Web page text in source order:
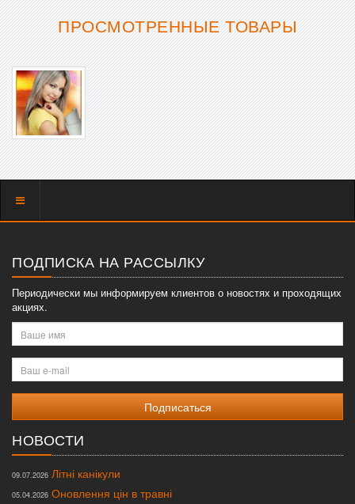
ПРОСМОТРЕННЫЕ ТОВАРЫ
Показать
ПОДПИСКА НА РАССЫЛКУ
Периодически мы информируем клиентов о новостях и проходящих
акциях.
Ваше
имя
Ваш
e-
mail
НОВОСТИ
09.07.2026 Літні канікули
05.04.2026 Оновлення цін в травні